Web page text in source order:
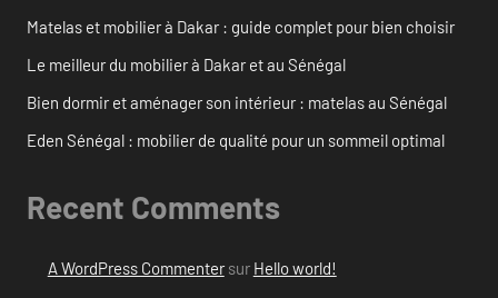
Matelas et mobilier à Dakar : guide complet pour bien choisir
Le meilleur du mobilier à Dakar et au Sénégal
Bien dormir et aménager son intérieur : matelas au Sénégal
Eden Sénégal : mobilier de qualité pour un sommeil optimal
Recent Comments
A WordPress Commentersur Hello world!